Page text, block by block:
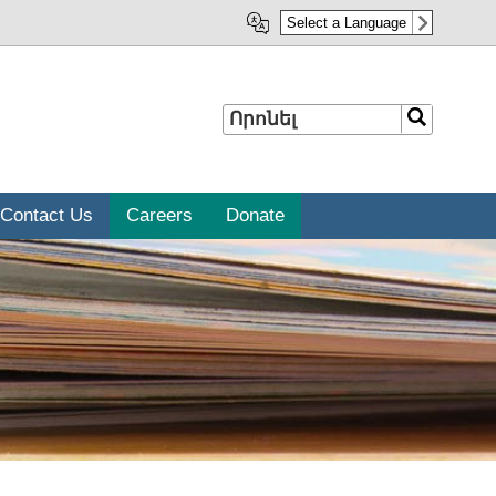
Select a Language
Որոնել Որոնել
Contact Us Careers Donate